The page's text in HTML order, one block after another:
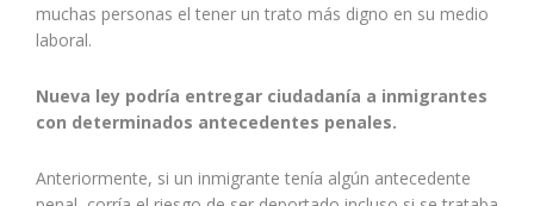
muchas personas el tener un trato más digno en su medio
laboral.
Nueva ley podría entregar ciudadanía a inmigrantes
con determinados antecedentes penales.
Anteriormente, si un inmigrante tenía algún antecedente